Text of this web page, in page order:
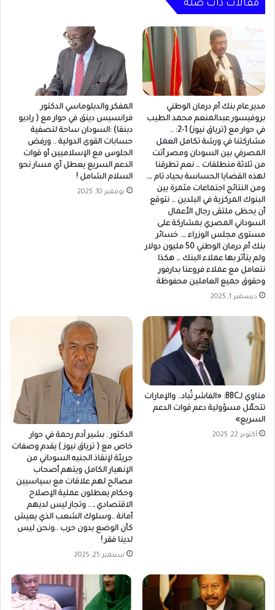
مقالات ذات صلة
مدير عام بنك أم درمان الوطني
بروفيسور عبدالمنعم محمد الطيب
في حوار مع (ترياق نيوز) 1-2: ..
مشاركتنا في ورشة تكامل العمل
المصرفي بين السودان ومصر أتت
من ثلاثة منطلقات … نعم تطرقنا
لهذه القضايا الحساسة بحياد تام ….
ومن النتائج اجتماعات مثمرة بين
البنوك المركزية في البلدين … نتوقع
أن يحظى ملتقى رجال الأعمال
السوداني المصري بمشاركة على
مستوى مجلس الوزراء …. خسائر
بنك أم درمان الوطني 50 مليون دولار
ولم يتأثر بها عملاء البنك … هكذا
نتعامل مع عملاء فروعنا بدارفور
وحقوق جميع العاملين محفوظة
ديسمبر 1, 2025
المفكر والدبلوماسي الدكتور
فرانسيس دينق في حوار مع ( راديو
دبنقا) :السودان ساحة لتصفية
حسابات القوى الدولية .. ورفض
الجلوس مع الإسلاميين أو قوات
الدعم السريع يعطل أي مسار نحو
السلام الشامل !
نوفمبر 10, 2025
مناوي لـBBC: «الفاشر تُباد.. والإمارات
تتحمّل مسؤولية دعم قوات الدعم
السريع»
أكتوبر 22, 2025
الدكتور . بشير آدم رحمة في حوار
خاص مع ( ترياق نيوز ) يقدم وصفات
جريئة لإنقاذ الجنيه السوداني من
الإنهيار الكامل ويتهم أصحاب
مصالح لهم علاقات مع سياسيين
وحكام يعطلون عملية الإصلاح
الاقتصادي ـ .. وتجار ليس لديهم
أمانة ..وسلوك الشعب الذي يعيش
كأن الوضع بدون حرب ..ونحن ليس
لدينا فقر !
سبتمبر 25, 2025